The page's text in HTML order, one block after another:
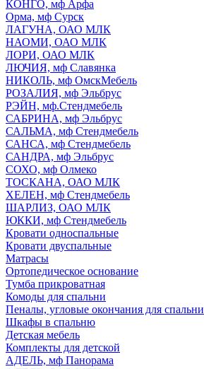
КОНГО, мф Арфа
Орма, мф Сурск
ЛАГУНА, ОАО МЛК
НАОМИ, ОАО МЛК
ЛОРИ, ОАО МЛК
ЛЮЧИЯ, мф Славянка
НИКОЛЬ, мф ОмскМебель
РОЗАЛИЯ, мф Эльбрус
РЭЙН, мф.Стендмебель
САБРИНА, мф Эльбрус
САЛЬМА, мф Стендмебель
САНСА, мф Стендмебель
САНДРА, мф Эльбрус
СОХО, мф Олмеко
ТОСКАНА, ОАО МЛК
ХЕЛЕН, мф Стендмебель
ШАРЛИЗ, ОАО МЛК
ЮККИ, мф Стендмебель
Кровати односпальные
Кровати двуспальные
Матрасы
Ортопедическое основание
Тумба прикроватная
Комоды для спальни
Пеналы, угловые окончания для спальни
Шкафы в спальню
Детская мебель
Комплекты для детской
АДЕЛЬ, мф Панорама